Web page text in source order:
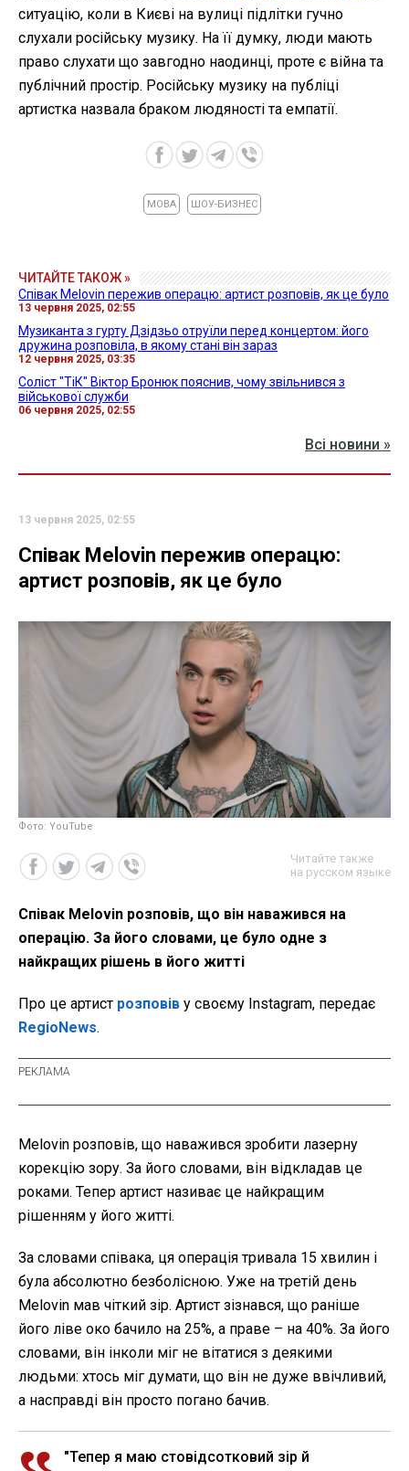
ситуацію, коли в Києві на вулиці підлітки гучно
слухали російську музику. На її думку, люди мають
право слухати що завгодно наодинці, проте є війна та
публічний простір. Російську музику на публіці
артистка назвала браком людяності та емпатії.
МОВА ШОУ-БИЗНЕС
ЧИТАЙТЕ ТАКОЖ »
Співак Melovin пережив операцю: артист розповів, як це було
13 червня 2025, 02:55
Музиканта з гурту Дзідзьо отруїли перед концертом: його
дружина розповіла, в якому стані він зараз
12 червня 2025, 03:35
Соліст "ТіК" Віктор Бронюк пояснив, чому звільнився з
військової служби
06 червня 2025, 02:55
Всі новини »
13 червня 2025, 02:55
Співак Melovin пережив операцю:
артист розповів, як це було
Фото: YouTube
Читайте также
на русском языке
Співак Melovin розповів, що він наважився на
операцію. За його словами, це було одне з
найкращих рішень в його житті
Про це артист розповів у своєму Instagram, передає
RegioNews.
Melovin розповів, що наважився зробити лазерну
корекцію зору. За його словами, він відкладав це
роками. Тепер артист називає це найкращим
рішенням у його житті.
За словами співака, ця операція тривала 15 хвилин і
була абсолютно безболісною. Уже на третій день
Melovin мав чіткий зір. Артист зізнався, що раніше
його ліве око бачило на 25%, а праве – на 40%. За його
словами, він інколи міг не вітатися з деякими
людьми: хтось міг думати, що він не дуже ввічливий,
а насправді він просто погано бачив.
"Тепер я маю стовідсотковий зір й